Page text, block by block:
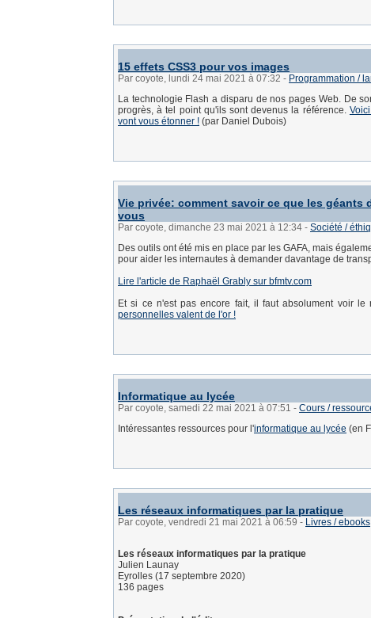
15 effets CSS3 pour vos images
Par coyote, lundi 24 mai 2021 à 07:32 - Programmation /
La technologie Flash a disparu de nos pages Web. De
progrès, à tel point qu'ils sont devenus la référence.
vont vous étonner ! (par Daniel Dubois)
Vie privée: comment savoir ce que les géants
vous
Par coyote, dimanche 23 mai 2021 à 12:34 - Société /
Des outils ont été mis en place par les GAFA, mais
pour aider les internautes à demander davantage de
Lire l'article de Raphaël Grably sur bfmtv.com
Et si ce n'est pas encore fait, il faut absolument voir le
personnelles valent de l'or !
Informatique au lycée
Par coyote, samedi 22 mai 2021 à 07:51 - Cours /
Intéressantes ressources pour l'informatique au lycée (en
Les réseaux informatiques par la pratique
Par coyote, vendredi 21 mai 2021 à 06:59 - Livres / ebooks
Les réseaux informatiques par la pratique
Julien Launay
Eyrolles (17 septembre 2020)
136 pages